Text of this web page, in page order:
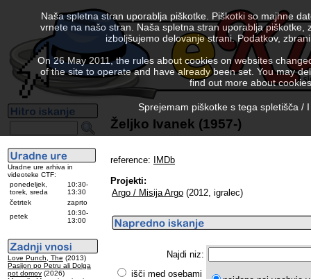
Uradne ure arhiva in
videoteke CTF:
ponedeljek,
torek, sreda
10:30-
13:30
četrtek
zaprto
petek
10:30-
13:00
Love Punch, The (2013)
Pasijon po Petru ali Dolga
pot domov (2026)
Željko Ivanek (1957-)
reference:
IMDb
Projekti:
Argo / Misija Argo (2012, igralec)
Najdi niz:
išči med osebami
Naša spletna stran uporablja piškotke. Piškotki so majhne
vrnete na našo stran. Naša spletna stran uporablja
izboljšujemo delovanje strani. Podatkov,
On 26 May 2011, the rules about cookies on websites
of the site to operate and have already been set. You may
find out more about
Sprejemam piškotke s tega spletišča /